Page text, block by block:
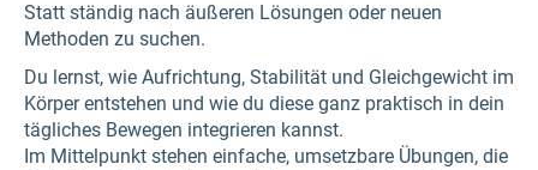
Statt ständig nach äußeren Lösungen oder neuen
Methoden zu suchen.
Du lernst, wie Aufrichtung, Stabilität und Gleichgewicht im
Körper entstehen und wie du diese ganz praktisch in dein
tägliches Bewegen integrieren kannst.
Im Mittelpunkt stehen einfache, umsetzbare Übungen, die